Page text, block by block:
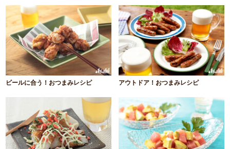
ビールに合う！おつまみレシピ アウトドア！おつまみレシピ